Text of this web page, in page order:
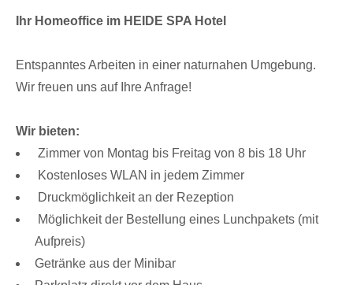
Ihr Homeoffice im HEIDE SPA Hotel
Entspanntes Arbeiten in einer naturnahen Umgebung.
Wir freuen uns auf Ihre Anfrage!
Wir bieten:
Zimmer von Montag bis Freitag von 8 bis 18 Uhr
Kostenloses WLAN in jedem Zimmer
Druckmöglichkeit an der Rezeption
Möglichkeit der Bestellung eines Lunchpakets (mit
Aufpreis)
Getränke aus der Minibar